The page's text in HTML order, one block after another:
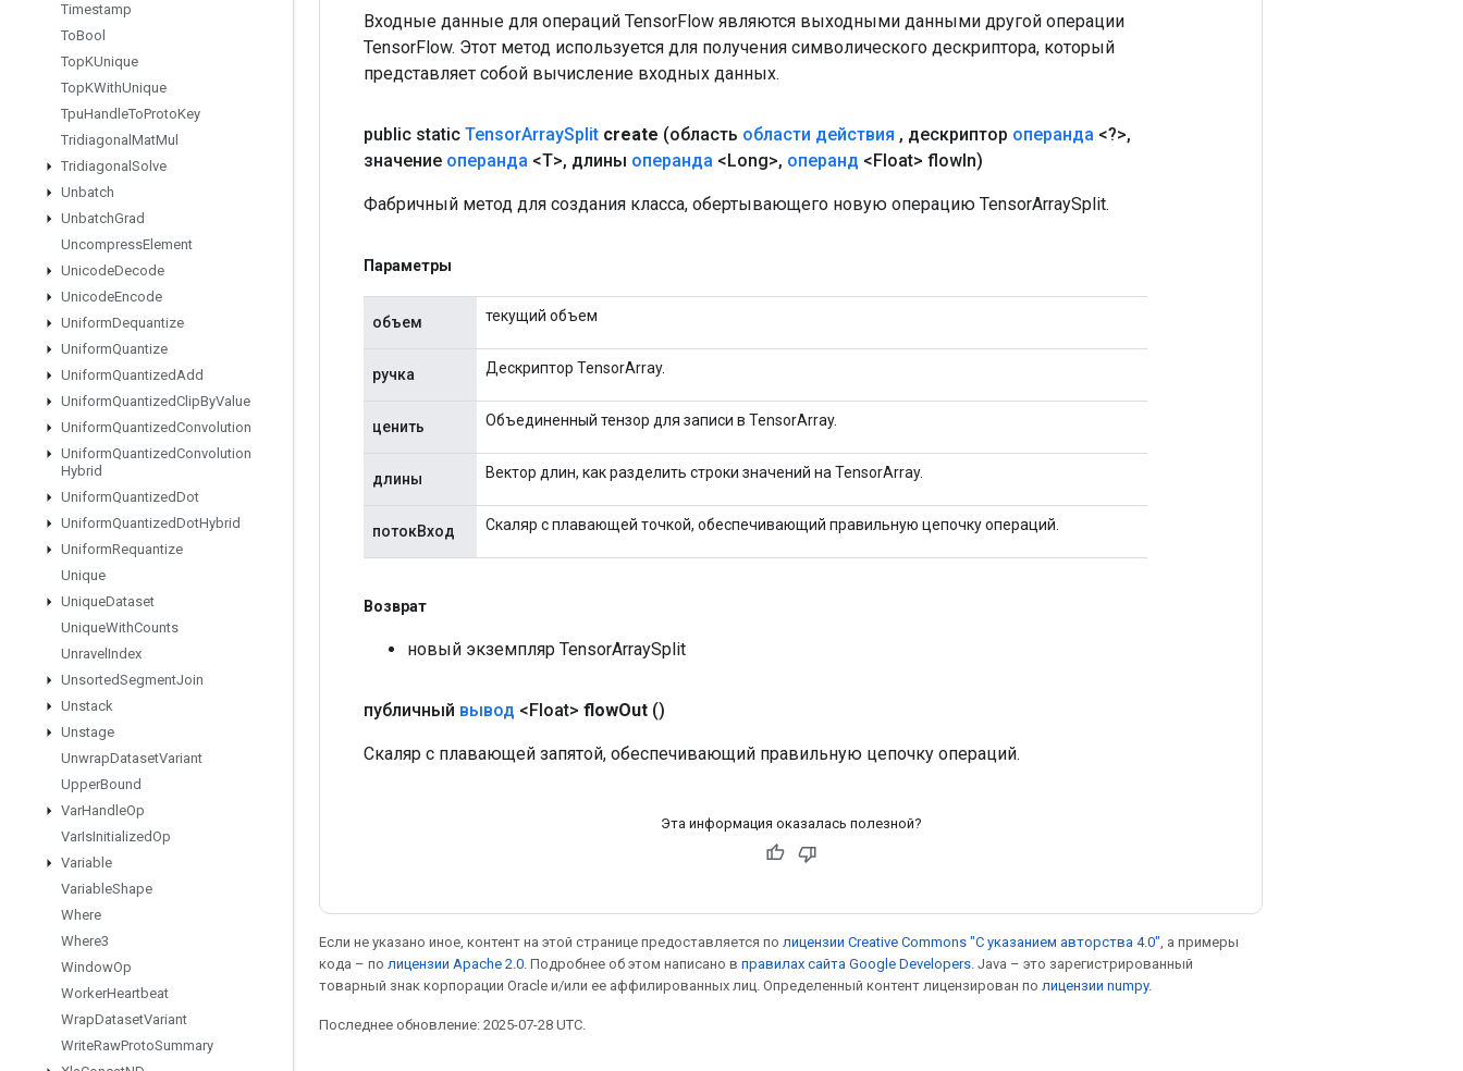
Timestamp
ToBool
TopKUnique
TopKWithUnique
TpuHandleToProtoKey
Tridiagonal MatMul
Tridiagonal Solve
Unbatch
UnbatchGrad
UncompressElement
UnicodeDecode
UnicodeEncode
UniformDequantize
UniformQuantize
UniformQuantizedAdd
UniformQuantizedClipByValue
UniformQuantizedConvolution
UniformQuantizedConvolution
Hybrid
UniformQuantizedDot
UniformQuantizedDotHybrid
UniformRequantize
Unique
UniqueDataset
UniqueWithCounts
Unravel Index
UnsortedSegmentJoin
Unstack
Unstage
UnwrapDatasetVariant
UpperBound
VarHandleOp
VarIsInitializedOp
Variable
VariableShape
Where
Where3
WindowOp
WorkerHeartbeat
WrapDatasetVariant
WriteRawProtoSummary
Входные данные для операций TensorFlow являются выходными данными другой операции
TensorFlow. Этот метод используется для получения символического дескриптора, который
представляет собой вычисление входных данных.
public static TensorArraySplit create (область области действия , дескриптор операнда <?>,
значение операнда <T>, длины операнда <Long>, операнд <Float> flowIn)
Фабричный метод для создания класса, обертывающего новую операцию TensorArraySplit.
Параметры
объем текущий объем
ручка Дескриптор TensorArray.
ценить Объединенный тензор для записи в TensorArray.
длины Вектор длин, как разделить строки значений на TensorArray.
потокВход Скаляр с плавающей точкой, обеспечивающий правильную цепочку операций.
Возврат
новый экземпляр TensorArraySplit
публичный вывод <Float> flowOut ()
Скаляр с плавающей запятой, обеспечивающий правильную цепочку операций.
Эта информация оказалась полезной?
Если не указано иное, контент на этой странице предоставляется по лицензии Creative Commons "С указанием авторства 4.0" , а примеры
кода – по лицензии Apache 2.0 . Подробнее об этом написано в правилах сайта Google Developers . Java – это зарегистрированный
товарный знак корпорации Oracle и/или ее аффилированных лиц. Определенный контент лицензирован по лицензии numpy.
Последнее обновление: 2025-07-28 UTC.